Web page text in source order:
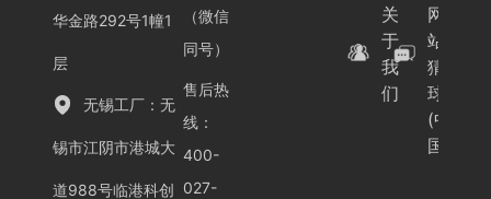
华金路292号1幢1
层
无锡工厂：无
锡市江阴市港城大
道988号临港科创
（微信
同号）
售后热
线：
400-
027-
关
于
我
们
网
站-
猜
球
(中
国)